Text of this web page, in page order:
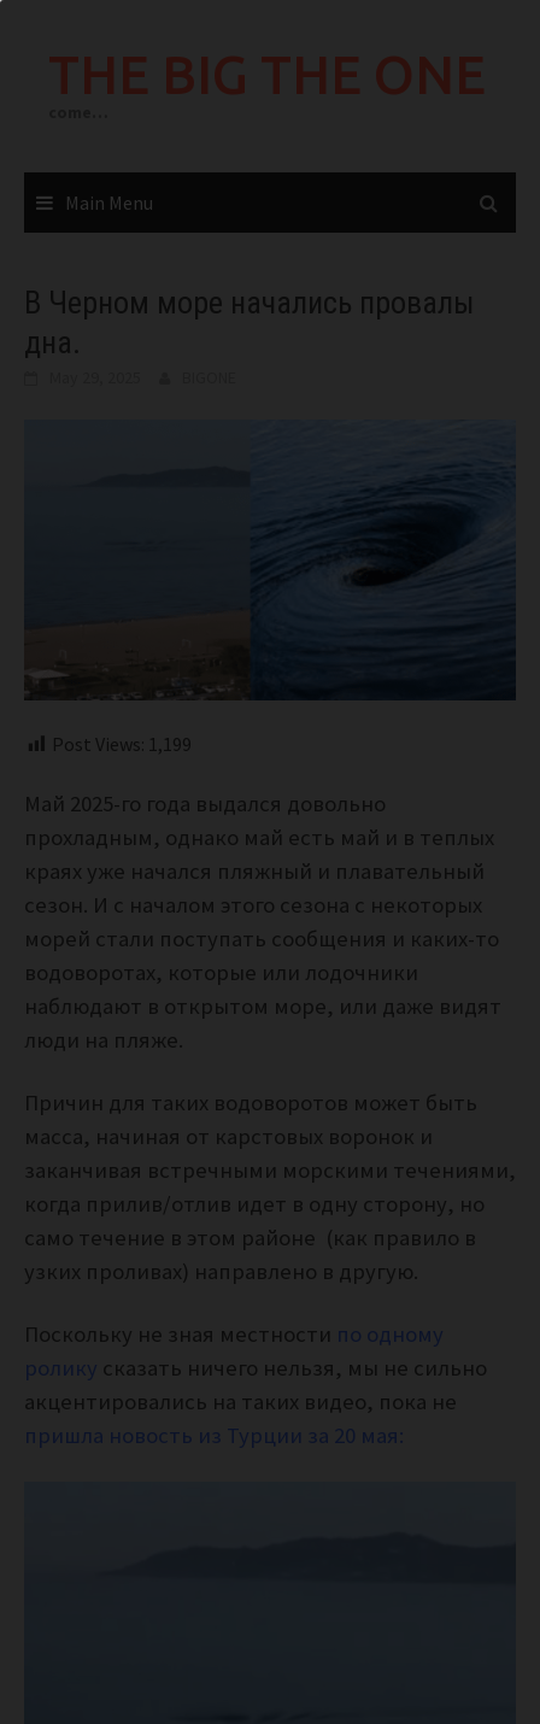
THE BIG THE ONE
Main Menu
В Черном море начались провалы
дна.
Post Views: 1,199
Май 2025-го года выдался довольно
прохладным, однако май есть май и в теплых
краях уже начался пляжный и плавательный
сезон. И с началом этого сезона с некоторых
морей стали поступать сообщения и каких-то
водоворотах, которые или лодочники
наблюдают в открытом море, или даже видят
люди на пляже.
Причин для таких водоворотов может быть
масса, начиная от карстовых воронок и
заканчивая встречными морскими течениями,
когда прилив/отлив идет в одну сторону, но
само течение в этом районе (как правило в
узких проливах) направлено в другую.
Поскольку не зная местности по одному
ролику сказать ничего нельзя, мы не сильно
акцентировались на таких видео, пока не
пришла новость из Турции за 20 мая: